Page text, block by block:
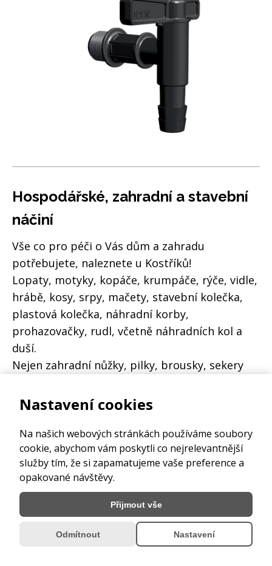
Hospodářské, zahradní a stavební
náčiní
Vše co pro péči o Vás dům a zahradu
potřebujete, naleznete u Kostříků!
Lopaty, motyky, kopáče, krumpáče, rýče, vidle,
hrábě, kosy, srpy, mačety, stavební kolečka,
plastová kolečka, náhradní korby,
prohazovačky, rudl, včetně náhradních kol a
duší.
Nejen zahradní nůžky, pilky, brousky, sekery
tlakové, čerpadla kalová i na čistou vodu,
komponentů mame stále skladem.
Plastové květináče, truhlíky, zemina, netkaná
textilie, hnojiva a postřiky. Máme také pytle na
ořechy, zrní, provazy, lana a gumové lana a
Pro Váš odpočinek prodáváme i zahradní
plastový nábytek, zahradní přenosné grily
Nastavení cookies
Na našich webových stránkách používáme soubory
cookie, abychom vám poskytli co nejrelevantnější
služby tím, že si zapamatujeme vaše preference a
opakované návštěvy.
Přijmout vše
Odmítnout Nastavení